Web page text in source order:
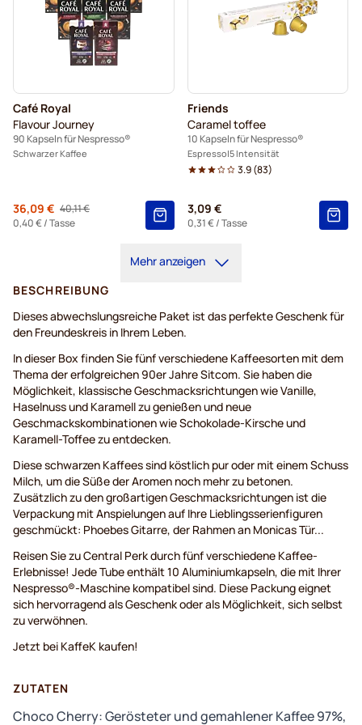
Café Royal
Flavour Journey
90 Kapseln für Nespresso®
Schwarzer Kaffee
Regulärer Preis
40,11 €
Von
36,09 €
0,40 €/ Tasse
Friends
Caramel toffee
10 Kapseln für Nespresso®
Espresso 5 Intensität
3.9(83)
3,09 €
0,31 €/ Tasse
Mehr anzeigen
BESCHREIBUNG
Dieses abwechslungsreiche Paket ist das perfekte Geschenk für
den Freundeskreis in Ihrem Leben.
In dieser Box finden Sie fünf verschiedene Kaffeesorten mit dem
Thema der erfolgreichen 90er Jahre Sitcom. Sie haben die
Möglichkeit, klassische Geschmacksrichtungen wie Vanille,
Haselnuss und Karamell zu genießen und neue
Geschmackskombinationen wie Schokolade-Kirsche und
Karamell-Toffee zu entdecken.
Diese schwarzen Kaffees sind köstlich pur oder mit einem Schuss
Milch, um die Süße der Aromen noch mehr zu betonen.
Zusätzlich zu den großartigen Geschmacksrichtungen ist die
Verpackung mit Anspielungen auf Ihre Lieblingsserienfiguren
geschmückt: Phoebes Gitarre, der Rahmen an Monicas Tür...
Reisen Sie zu Central Perk durch fünf verschiedene Kaffee-
Erlebnisse! Jede Tube enthält 10 Aluminiumkapseln, die mit Ihrer
Nespresso®-Maschine kompatibel sind. Diese Packung eignet
sich hervorragend als Geschenk oder als Möglichkeit, sich selbst
zu verwöhnen.
Jetzt bei KaffeK kaufen!
ZUTATEN
Choco Cherry: Gerösteter und gemahlener Kaffee 97%,